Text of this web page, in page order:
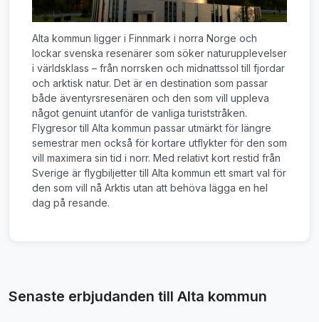
Alta kommun ligger i Finnmark i norra Norge och
lockar svenska resenärer som söker naturupplevelser
i världsklass – från norrsken och midnattssol till fjordar
och arktisk natur. Det är en destination som passar
både äventyrsresenären och den som vill uppleva
något genuint utanför de vanliga turiststråken.
Flygresor till Alta kommun passar utmärkt för längre
semestrar men också för kortare utflykter för den som
vill maximera sin tid i norr. Med relativt kort restid från
Sverige är flygbiljetter till Alta kommun ett smart val för
den som vill nå Arktis utan att behöva lägga en hel
dag på resande.
Senaste erbjudanden till Alta kommun